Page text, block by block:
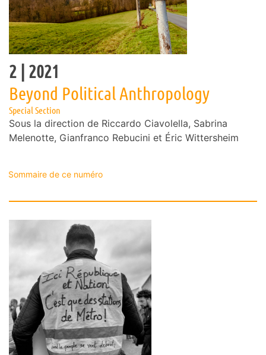
2 | 2021
Beyond Political Anthropology
Special Section
Sous la direction de Riccardo Ciavolella, Sabrina
Melenotte, Gianfranco Rebucini et Éric Wittersheim
Sommaire de ce numéro